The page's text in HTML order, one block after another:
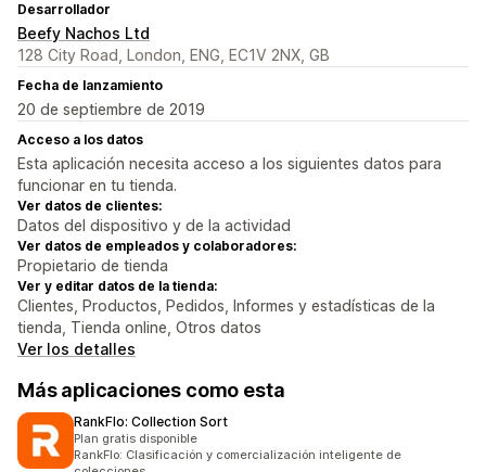
Desarrollador
Beefy Nachos Ltd
128 City Road, London, ENG, EC1V 2NX, GB
Fecha de lanzamiento
20 de septiembre de 2019
Acceso a los datos
Esta aplicación necesita acceso a los siguientes datos para
funcionar en tu tienda.
Ver datos de clientes:
Datos del dispositivo y de la actividad
Ver datos de empleados y colaboradores:
Propietario de tienda
Ver y editar datos de la tienda:
Clientes, Productos, Pedidos, Informes y estadísticas de la
tienda, Tienda online, Otros datos
Ver los detalles
Más aplicaciones como esta
RankFlo: Collection Sort
Plan gratis disponible
RankFlo: Clasificación y comercialización inteligente de